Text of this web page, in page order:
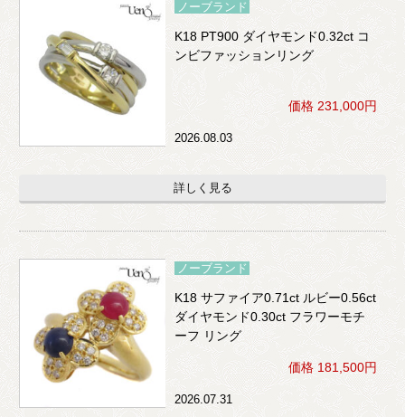
ノーブランド
K18 PT900 ダイヤモンド0.32ct コ
ンビファッションリング
価格 231,000円
2026.08.03
詳しく見る
ノーブランド
K18 サファイア0.71ct ルビー0.56ct
ダイヤモンド0.30ct フラワーモチ
ーフ リング
価格 181,500円
2026.07.31